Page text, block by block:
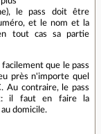
le pass doit être
et le nom et la
tout cas sa partie
facilement que le pass
près n'importe quel
Au contraire, le pass
il faut en faire la
domicile.